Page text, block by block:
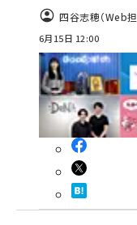
四谷志穂（Web担
6月15日 12:00